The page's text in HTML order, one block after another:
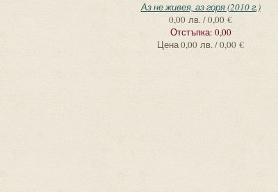
Аз не живея, аз горя (2010 г.)
0,00 лв. / 0,00 €
Отстъпка: 0,00
Цена0,00 лв. / 0,00 €